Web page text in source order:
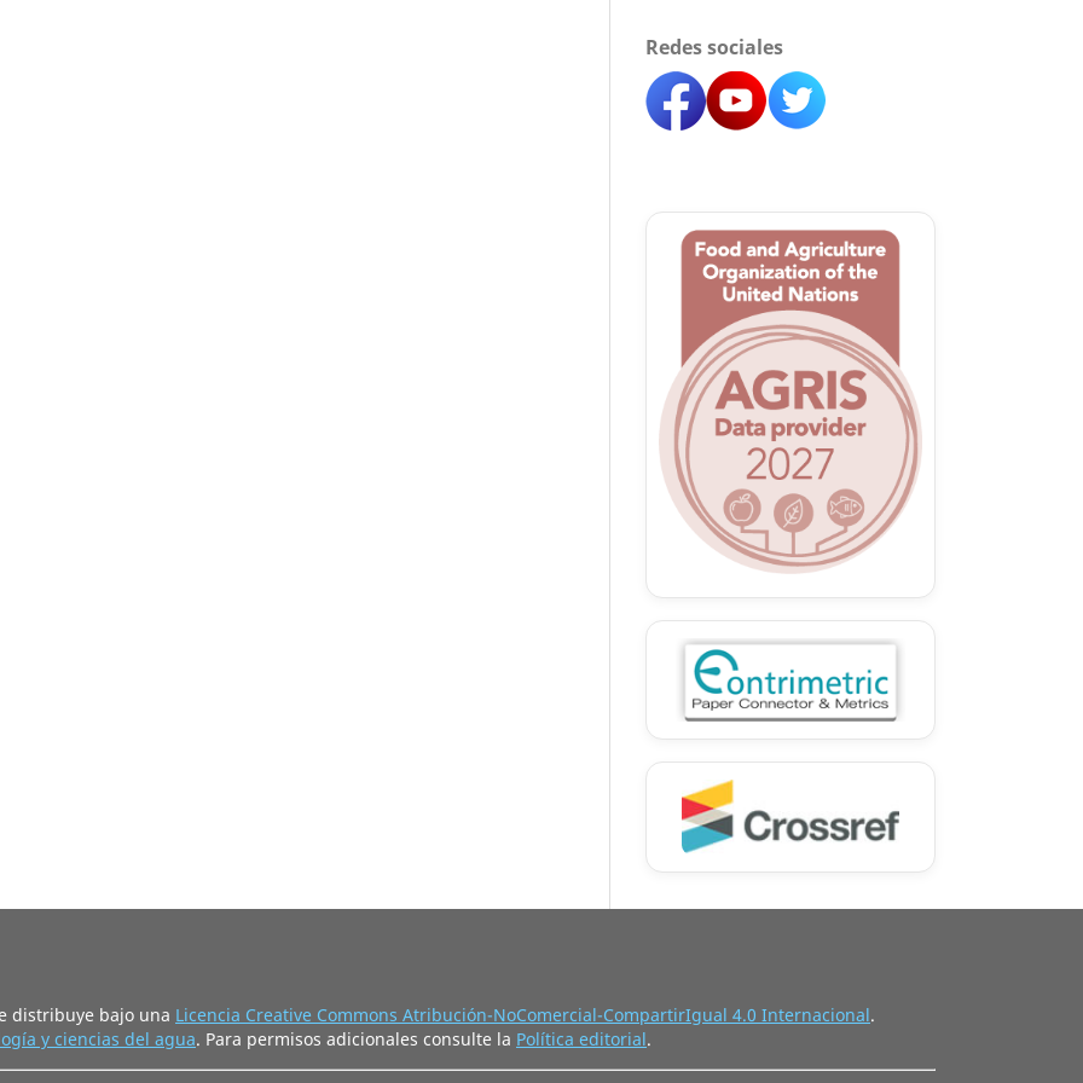
Redes sociales
distribuye bajo una Licencia Creative Commons Atribución-NoComercial-CompartirIgual 4.0 Internacional.
y ciencias del agua. Para permisos adicionales consulte la Política editorial.